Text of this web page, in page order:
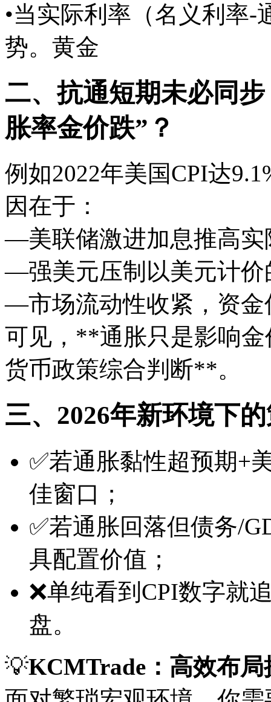
•当实际利率（名义利率
势。黄金
二、抗通短期未必同
胀率金价跌”？
例如2022年美国CPI达
因在于：
—美联储激进加息推高实
—强美元压制以美元计价
—市场流动性收紧，资金
可见，**通胀只是影响
货币政策综合判断**。
三、2026年新环境下
✅若通胀黏性超预期+
佳窗口；
✅若通胀回落但债务/
具配置价值；
❌单纯看到CPI数字就
盘。
💡KCMTrade：高效布